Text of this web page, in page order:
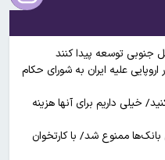
جنوبی توسعه پیدا کنند
علیه ایران به شورای حکام
خیلی داریم برای آنها هزینه
ممنوع شد/ با کارتخوان